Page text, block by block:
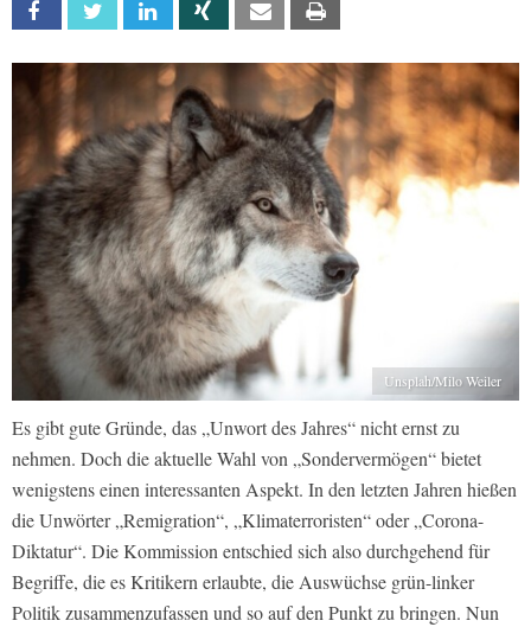
Facebook Twitter Linkedin Xing Email
Unsplah/Milo Weiler
Es gibt gute Gründe, das „Unwort des Jahres“ nicht ernst zu
nehmen. Doch die aktuelle Wahl von „Sondervermögen“ bietet
wenigstens einen interessanten Aspekt. In den letzten Jahren hießen
die Unwörter „Remigration“, „Klimaterroristen“ oder „Corona-
Diktatur“. Die Kommission entschied sich also durchgehend für
Begriffe, die es Kritikern erlaubte, die Auswüchse grün-linker
Politik zusammenzufassen und so auf den Punkt zu bringen. Nun